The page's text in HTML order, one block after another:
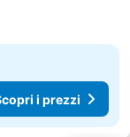
i prezzi